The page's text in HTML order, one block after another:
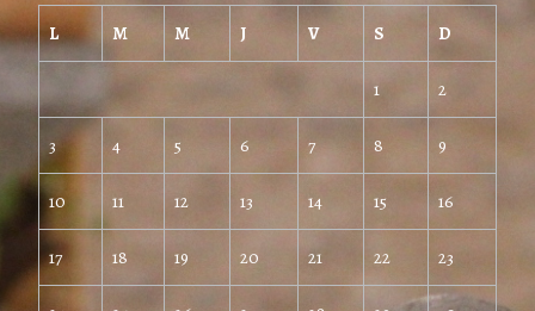
L M M J V S D
1 2
3 4 5 6 7 8 9
10 11 12 13 14 15 16
17 18 19 20 21 22 23